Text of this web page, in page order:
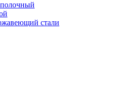
стали